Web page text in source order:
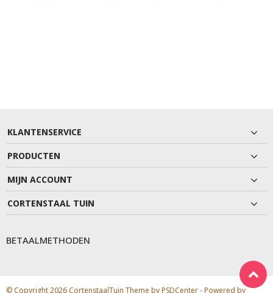
KLANTENSERVICE
PRODUCTEN
MIJN ACCOUNT
CORTENSTAAL TUIN
BETAALMETHODEN
© Copyright 2026 CortenstaalTuin Theme by PSDCenter- Powered by